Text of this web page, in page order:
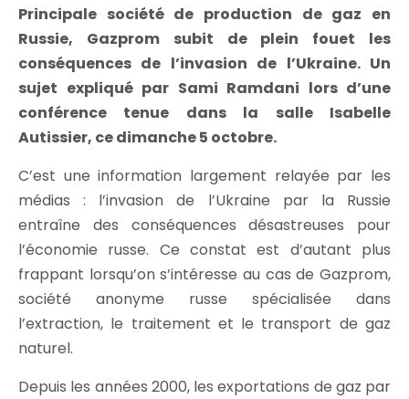
Principale société de production de gaz en
Russie, Gazprom subit de plein fouet les
conséquences de l’invasion de l’Ukraine. Un
sujet expliqué par Sami Ramdani lors d’une
conférence tenue dans la salle Isabelle
Autissier, ce dimanche 5 octobre.
C’est une information largement relayée par les
médias : l’invasion de l’Ukraine par la Russie
entraîne des conséquences désastreuses pour
l’économie russe. Ce constat est d’autant plus
frappant lorsqu’on s’intéresse au cas de Gazprom,
société anonyme russe spécialisée dans
l’extraction, le traitement et le transport de gaz
naturel.
Depuis les années 2000, les exportations de gaz par